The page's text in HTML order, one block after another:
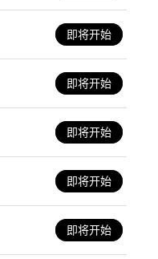
即将开始
即将开始
即将开始
即将开始
即将开始